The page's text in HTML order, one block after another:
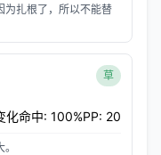
为扎根了，所以不能替
草
化命中: 100%PP: 20